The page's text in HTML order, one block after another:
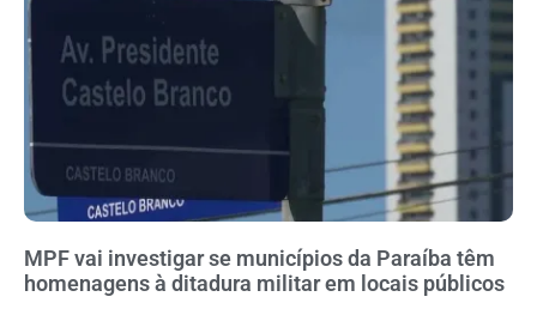
MPF vai investigar se municípios da Paraíba têm
homenagens à ditadura militar em locais públicos